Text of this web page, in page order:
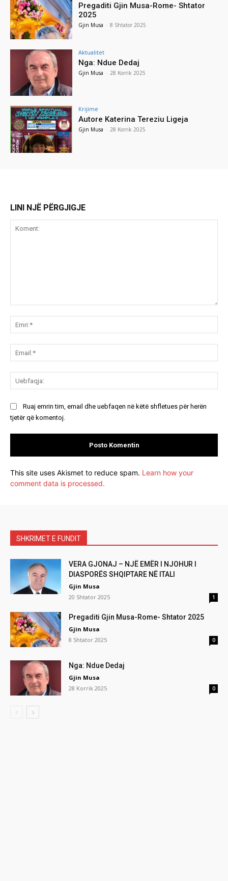
Pregaditi Gjin Musa-Rome- Shtator
2025
Gjin Musa - 8 Shtator 2025
Aktualitet
Nga: Ndue Dedaj
Gjin Musa - 28 Korrik 2025
Krijime
Autore Katerina Tereziu Ligeja
Gjin Musa - 28 Korrik 2025
LINI NJË PËRGJIGJE
Ruaj emrin tim, email dhe uebfaqen në këtë shfletues për herën
tjetër që komentoj.
This site uses Akismet to reduce spam. Learn how your
comment data is processed.
SHKRIMET E FUNDIT
VERA GJONAJ – NJË EMËR I NJOHUR I
DIASPORËS SHQIPTARE NË ITALI
Gjin Musa
20 Shtator 2025
1
Pregaditi Gjin Musa-Rome- Shtator 2025
Gjin Musa
8 Shtator 2025
0
Nga: Ndue Dedaj
Gjin Musa
28 Korrik 2025
0